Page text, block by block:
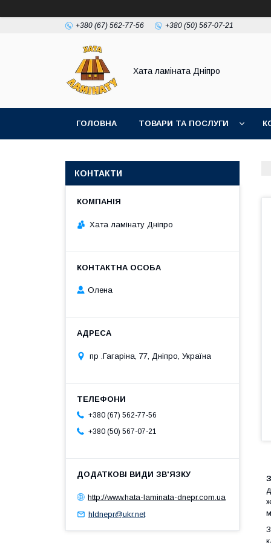
+380 (67) 562-77-56 +380 (50) 567-07-21
Хата ламіната Дніпро
ГОЛОВНА ТОВАРИ ТА ПОСЛУГИ
КОНТАКТИ
Хата ламінату Дніпро
Олена
пр .Гагаріна, 77, Дніпро, Україна
+380 (67) 562-77-56
+380 (50) 567-07-21
http://www.hata-laminata-dnepr.com.ua
hldnepr@ukr.net